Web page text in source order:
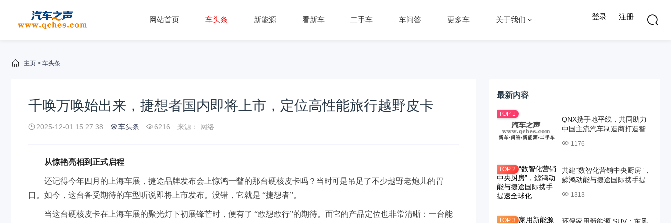
网站首页 车头条 新能源 看新车 二手车 车问答 更多车 关于我们 登录 注册
主页 > 车头条
千唤万唤始出来，捷想者国内即将上市，定位高性能旅行越野皮卡
2025-12-01 15:27:38 车头条 6216 来源： 网络
从惊艳亮相到正式启程
还记得今年四月的上海车展，捷途品牌发布会上惊鸿一瞥的那台硬核皮卡吗？当时可是吊足了不少越野老炮儿的胃
口。如今，这台备受期待的车型听说即将上市发布。没错，它就是 “捷想者”。
当这台硬核皮卡在上海车展的聚光灯下初展锋芒时，便有了 “敢想敢行”的期待。而它的产品定位也非常清晰：一台能
最新内容
QNX携手地平线，共同助力
中国主流汽车制造商打造智能
1176
共建“数智化营销中央厨房”，
鲸鸿动能与捷途国际携手提速
1313
环保家用新能源 SUV：东风